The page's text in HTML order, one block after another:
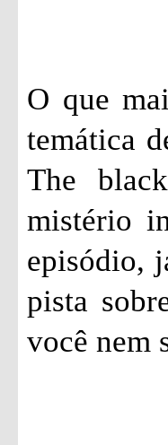
O que
temática
The
mistério
episódio,
pista
você nem